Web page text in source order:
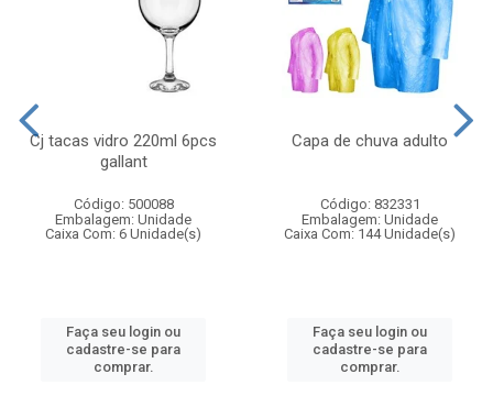
Cj tacas vidro 220ml 6pcs
gallant
Código: 500088
Embalagem: Unidade
Caixa Com: 6 Unidade(s)
Faça seu login ou
cadastre-se para
comprar.
Capa de chuva adulto
Código: 832331
Embalagem: Unidade
Caixa Com: 144 Unidade(s)
Faça seu login ou
cadastre-se para
comprar.